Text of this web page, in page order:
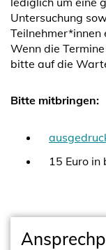
Untersuchung
Wenn die
bitte auf die
Bitte mitbringen:
15 Euro